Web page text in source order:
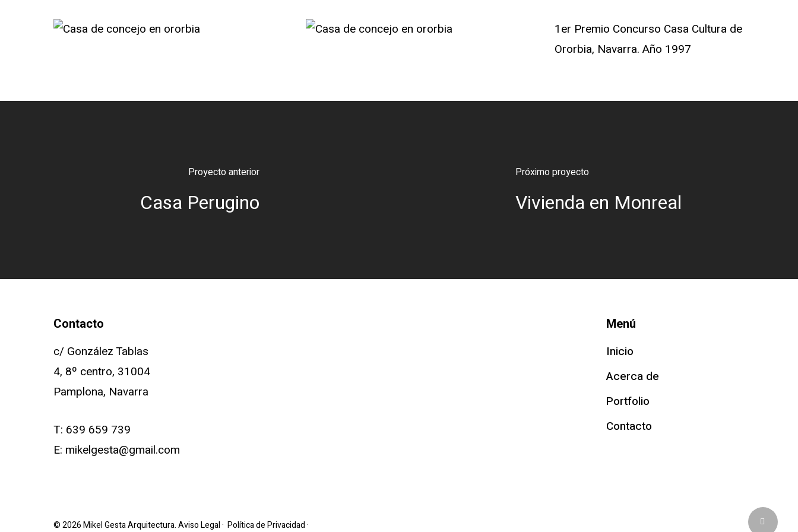
1er Premio Concurso Casa Cultura de
Ororbia, Navarra. Año 1997
Proyecto anterior
Casa Perugino
Próximo proyecto
Vivienda en Monreal
Contacto
c/ González Tablas
4, 8º centro, 31004
Pamplona, Navarra
T: 639 659 739
E: mikelgesta@gmail.com
Menú
Inicio
Acerca de
Portfolio
Contacto
© 2026 Mikel Gesta Arquitectura.Aviso Legal· Política de Privacidad·